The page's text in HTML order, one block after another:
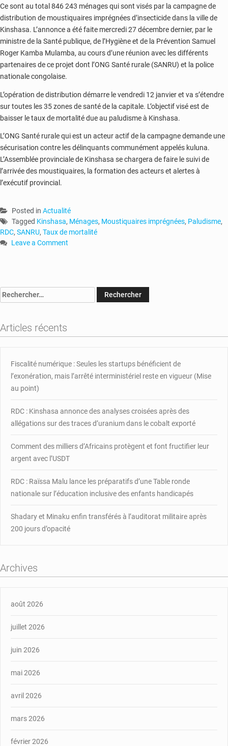
Ce sont au total 846 243 ménages qui sont visés par la campagne de
distribution de moustiquaires imprégnées d’insecticide dans la ville de
Kinshasa. L’annonce a été faite mercredi 27 décembre dernier, par le
ministre de la Santé publique, de l’Hygiène et de la Prévention Samuel
Roger Kamba Mulamba, au cours d’une réunion avec les différents
partenaires de ce projet dont l’ONG Santé rurale (SANRU) et la police
nationale congolaise.
L’opération de distribution démarre le vendredi 12 janvier et va s’étendre
sur toutes les 35 zones de santé de la capitale. L’objectif visé est de
baisser le taux de mortalité due au paludisme à Kinshasa.
L’ONG Santé rurale qui est un acteur actif de la campagne demande une
sécurisation contre les délinquants communément appelés kuluna.
L’Assemblée provinciale de Kinshasa se chargera de faire le suivi de
l’arrivée des moustiquaires, la formation des acteurs et alertes à
l’exécutif provincial.
Posted in Actualité
Tagged Kinshasa, Ménages, Moustiquaires imprégnées, Paludisme,
RDC, SANRU, Taux de mortalité
Leave a Comment
de
ménages
vont
des
imprégnées
en
Rechercher :
Articles récents
Fiscalité numérique : Seules les startups bénéficient de
l’exonération, mais l’arrêté interministériel reste en vigueur (Mise
au point)
RDC : Kinshasa annonce des analyses croisées après des
allégations sur des traces d’uranium dans le cobalt exporté
Comment des milliers d’Africains protègent et font fructifier leur
argent avec l’USDT
RDC : Raïssa Malu lance les préparatifs d’une Table ronde
nationale sur l’éducation inclusive des enfants handicapés
Shadary et Minaku enfin transférés à l’auditorat militaire après
200 jours d’opacité
Archives
août 2026
juillet 2026
juin 2026
mai 2026
avril 2026
mars 2026
février 2026